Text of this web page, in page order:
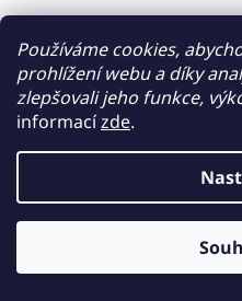
Používáme cookies,
prohlížení webu a díky
zlepšovali jeho funkce,
informacízde.